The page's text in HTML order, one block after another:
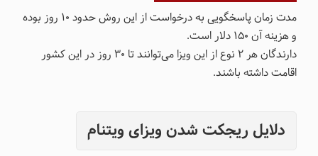
مدت زمان پاسخگویی به درخواست از این روش حدود 10 روز بوده
و هزینه آن 150 دلار است.
دارندگان هر ۲ نوع از این ویزا می‌توانند تا ۳۰ روز در این کشور
اقامت داشته باشند.
دلایل ریجکت شدن ویزای ویتنام